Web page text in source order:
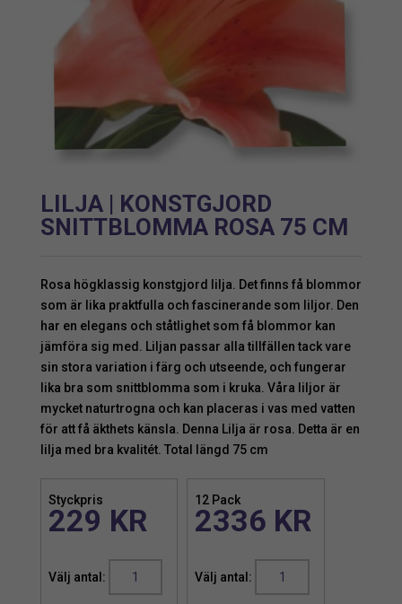
LILJA | KONSTGJORD
SNITTBLOMMA ROSA 75 CM
Rosa högklassig konstgjord lilja. Det finns få blommor
som är lika praktfulla och fascinerande som liljor. Den
har en elegans och ståtlighet som få blommor kan
jämföra sig med. Liljan passar alla tillfällen tack vare
sin stora variation i färg och utseende, och fungerar
lika bra som snittblomma som i kruka. Våra liljor är
mycket naturtrogna och kan placeras i vas med vatten
för att få äkthets känsla. Denna Lilja är rosa. Detta är en
lilja med bra kvalitét. Total längd 75 cm
Styckpris
229 KR
12 Pack
2336 KR